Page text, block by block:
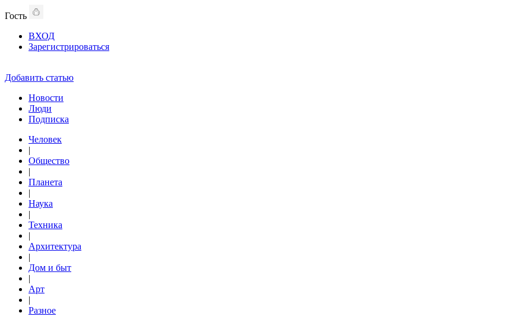
Гость
ВХОД
Зарегистрироваться
Добавить статью
Новости
Люди
Подписка
Человек
|
Общество
|
Планета
|
Наука
|
Техника
|
Архитектура
|
Дом и быт
|
Арт
|
Разное